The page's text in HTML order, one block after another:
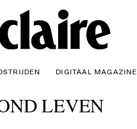
DIGITAAL MAGAZINE
LEVEN